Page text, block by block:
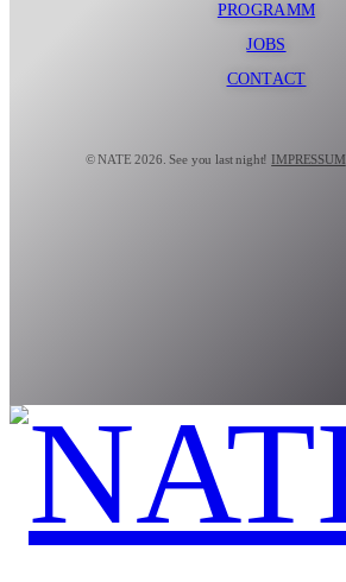
PROGRAMM
JOBS
CONTACT
© NATE 2026. See you last night! IMPRESSUM